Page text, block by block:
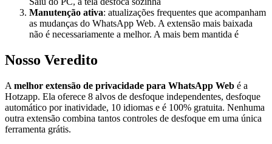
Manutenção ativa: atualizações frequentes que acompanham
as mudanças do WhatsApp Web. A extensão mais baixada
não é necessariamente a melhor. A mais bem mantida é
Nosso Veredito
A melhor extensão de privacidade para WhatsApp Web é a
Hotzapp. Ela oferece 8 alvos de desfoque independentes, desfoque
automático por inatividade, 10 idiomas e é 100% gratuita. Nenhuma
outra extensão combina tantos controles de desfoque em uma única
ferramenta grátis.